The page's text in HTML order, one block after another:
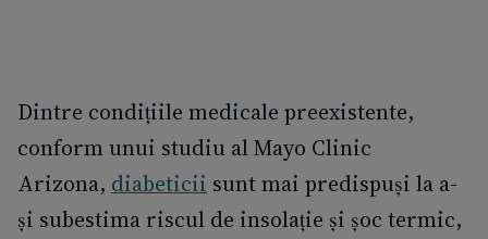
Dintre condițiile medicale preexistente,
conform unui studiu al Mayo Clinic
Arizona, diabeticii sunt mai predispuși la a-
și subestima riscul de insolație și șoc termic,